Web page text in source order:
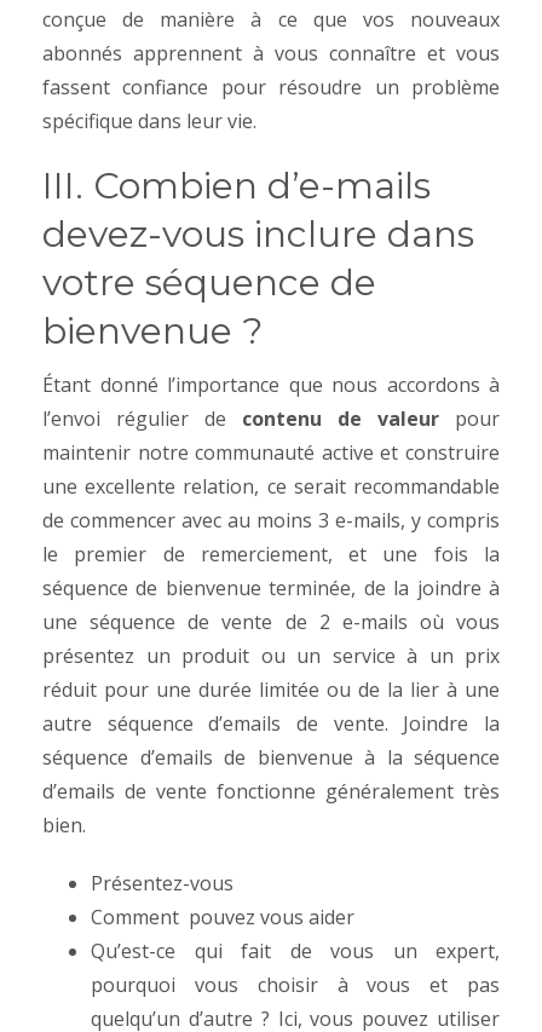
conçue de manière à ce que vos nouveaux
abonnés apprennent à vous connaître et vous
fassent confiance pour résoudre un problème
spécifique dans leur vie.
III. Combien d’e-mails
devez-vous inclure dans
votre séquence de
bienvenue ?
Étant donné l’importance que nous accordons à
l’envoi régulier de contenu de valeur pour
maintenir notre communauté active et construire
une excellente relation, ce serait recommandable
de commencer avec au moins 3 e-mails, y compris
le premier de remerciement, et une fois la
séquence de bienvenue terminée, de la joindre à
une séquence de vente de 2 e-mails où vous
présentez un produit ou un service à un prix
réduit pour une durée limitée ou de la lier à une
autre séquence d’emails de vente. Joindre la
séquence d’emails de bienvenue à la séquence
d’emails de vente fonctionne généralement très
bien.
Présentez-vous
Comment pouvez vous aider
Qu’est-ce qui fait de vous un expert,
pourquoi vous choisir à vous et pas
quelqu’un d’autre ? Ici, vous pouvez utiliser